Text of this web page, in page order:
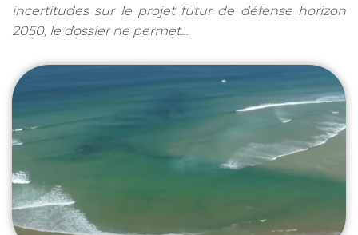
incertitudes sur le projet futur de défense horizon
2050, le dossier ne permet…